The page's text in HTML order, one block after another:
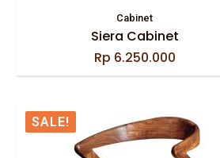
Cabinet
Siera Cabinet
Rp 6.250.000
SALE!